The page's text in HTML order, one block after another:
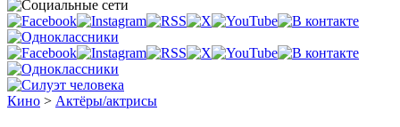
Кино > Актёры/актрисы